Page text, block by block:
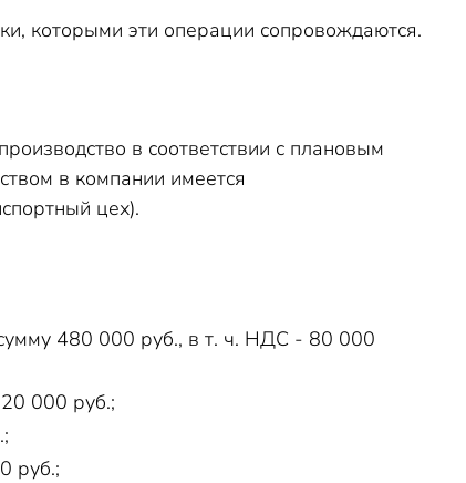
которыми эти операции сопровождаются.
в соответствии с плановым
в компании имеется
цех).
480 000 руб., в т. ч. НДС - 80 000
000 руб.;
руб.;